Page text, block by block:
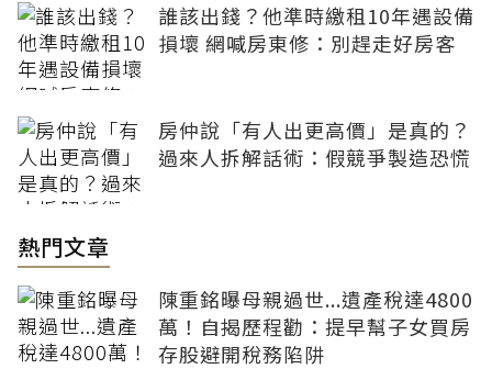
誰該出錢？他準時繳租10年遇設備
損壞 網喊房東修：別趕走好房客
房仲說「有人出更高價」是真的？
過來人拆解話術：假競爭製造恐慌
熱門文章
陳重銘曝母親過世...遺產稅達4800
萬！自揭歷程勸：提早幫子女買房
存股避開稅務陷阱